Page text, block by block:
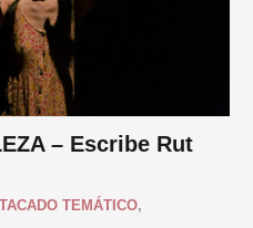
– Escribe Rut
TEMÁTICO,